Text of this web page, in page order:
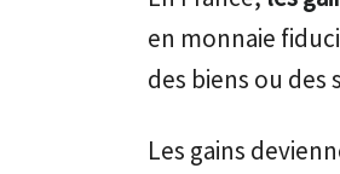
en monnaie
des biens ou des
Les gains